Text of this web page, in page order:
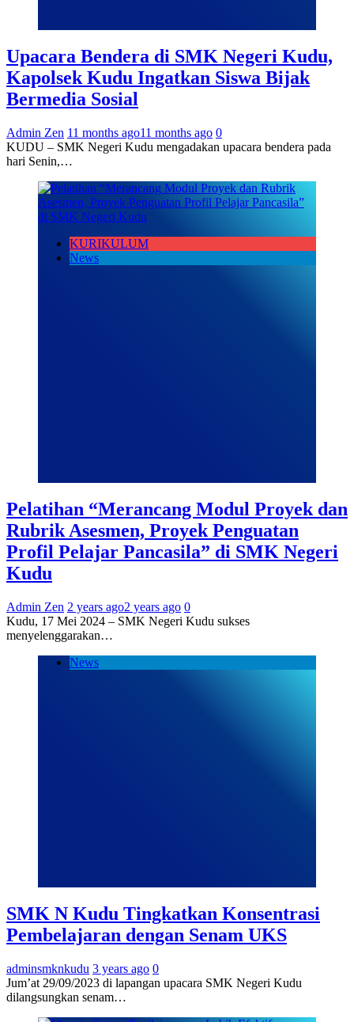
Upacara Bendera di SMK Negeri Kudu,
Kapolsek Kudu Ingatkan Siswa Bijak
Bermedia Sosial
Admin Zen 11 months ago11 months ago 0
KUDU – SMK Negeri Kudu mengadakan upacara bendera pada
hari Senin,…
KURIKULUM
News
Pelatihan “Merancang Modul Proyek dan
Rubrik Asesmen, Proyek Penguatan
Profil Pelajar Pancasila” di SMK Negeri
Kudu
Admin Zen 2 years ago2 years ago 0
Kudu, 17 Mei 2024 – SMK Negeri Kudu sukses
menyelenggarakan…
News
SMK N Kudu Tingkatkan Konsentrasi
Pembelajaran dengan Senam UKS
adminsmknkudu 3 years ago 0
Jum’at 29/09/2023 di lapangan upacara SMK Negeri Kudu
dilangsungkan senam…